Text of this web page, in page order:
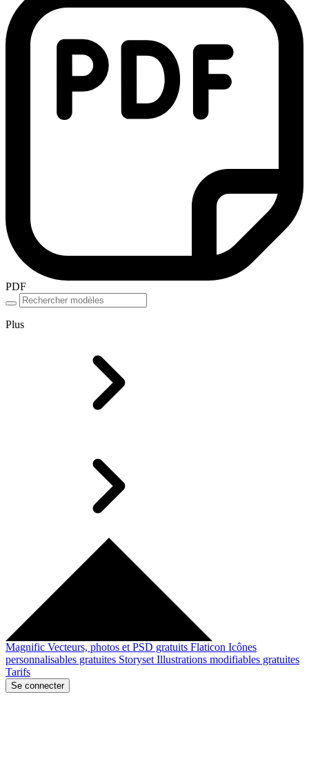
PDF
Plus
Magnific Vecteurs, photos et PSD gratuits Flaticon Icônes
personnalisables gratuites Storyset Illustrations modifiables gratuites
Tarifs
Se connecter